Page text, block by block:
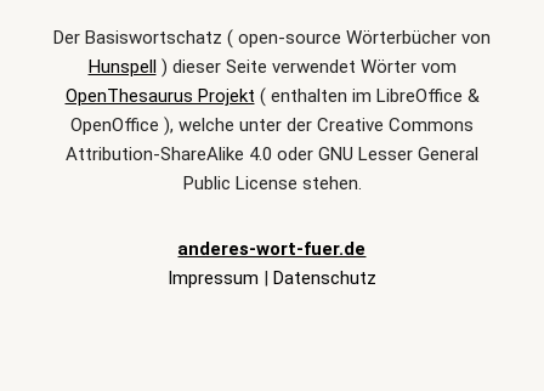
Der Basiswortschatz ( open-source Wörterbücher von
Hunspell) dieser Seite verwendet Wörter vom
OpenThesaurus Projekt ( enthalten im LibreOffice &
OpenOffice ), welche unter der Creative Commons
Attribution-ShareAlike 4.0 oder GNU Lesser General
Public License stehen.
anderes-wort-fuer.de
Impressum | Datenschutz